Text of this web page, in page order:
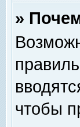
»
чтобы